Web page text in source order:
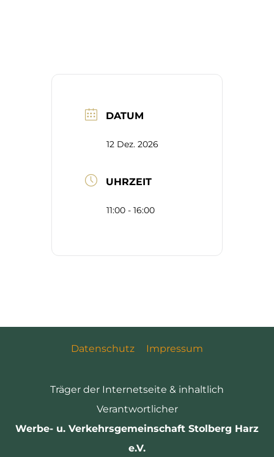
DATUM
12 Dez. 2026
UHRZEIT
11:00 - 16:00
Datenschutz Impressum
Träger der Internetseite & inhaltlich
Verantwortlicher
Werbe- u. Verkehrsgemeinschaft Stolberg Harz
e.V.